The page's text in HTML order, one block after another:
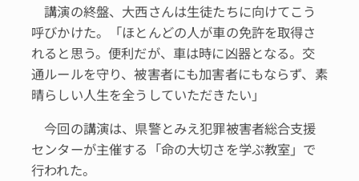
講演の終盤、大西さんは生徒たちに向けてこう
呼びかけた。「ほとんどの人が車の免許を取得さ
れると思う。便利だが、車は時に凶器となる。交
通ルールを守り、被害者にも加害者にもならず、素
晴らしい人生を全うしていただきたい」
今回の講演は、県警とみえ犯罪被害者総合支援
センターが主催する「命の大切さを学ぶ教室」で
行われた。